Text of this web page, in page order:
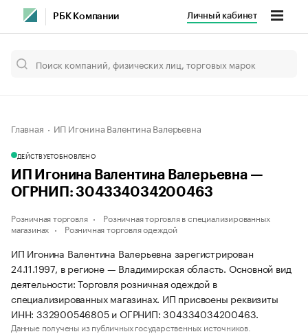
РБК Компании Личный кабинет
Главная ИП Игонина Валентина Валерьевна
ДЕЙСТВУЕТОБНОВЛЕНО
ИП Игонина Валентина Валерьевна —
ОГРНИП: 304334034200463
Розничная торговля
Розничная торговля в специализированных
магазинах
Розничная торговля одеждой
ИП Игонина Валентина Валерьевна зарегистрирован
24.11.1997, в регионе — Владимирская область. Основной вид
деятельности: Торговля розничная одеждой в
специализированных магазинах. ИП присвоены реквизиты
ИНН: 332900546805 и ОГРНИП: 304334034200463.
Данные получены из публичных государственных источников.